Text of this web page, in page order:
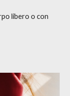
libero o con